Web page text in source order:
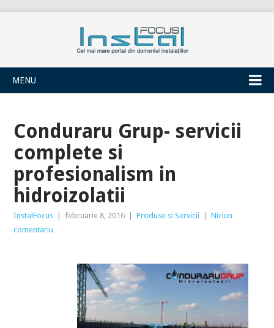
INSTALFOCUS
MENU
Conduraru Grup- servicii
complete si
profesionalism in
hidroizolatii
InstalFocus februarie 8, 2016 Produse si Servicii
Niciun
comentariu